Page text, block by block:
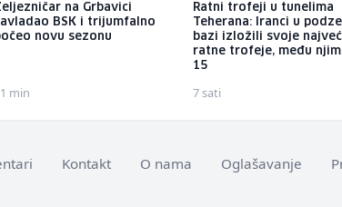
na Grbavici
BSK i trijumfalno
novu sezonu
min
Ratni trofeji u tunelima
Teherana: Iranci u
bazi izložili svoje
ratne trofeje, među
15
7 sati
Kontakt O nama Oglašavanje